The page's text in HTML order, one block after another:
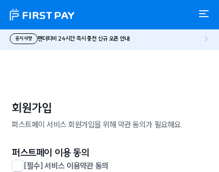
공지사항 팬더티비 24시간 즉시 충전 신규 오픈 안내
회원가입
퍼스트페이 서비스 회원가입을 위해 약관 동의가 필요해요.
퍼스트페이 이용 동의
[필수]서비스 이용약관 동의